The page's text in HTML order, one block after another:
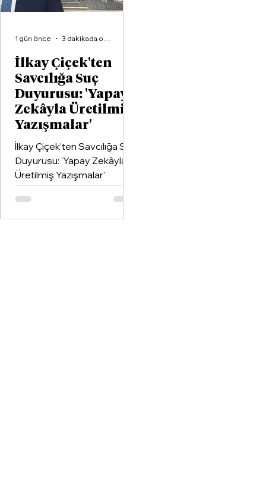
İlkay Çiçek'ten
Savcılığa Suç
Duyurusu: 'Yapay
Zekâyla Üretilmiş
Yazışmalar'
İlkay Çiçek'ten Savcılığa Suç
Duyurusu: 'Yapay Zekâyla
Üretilmiş Yazışmalar'
1 gün önce 3 dakikada okunur